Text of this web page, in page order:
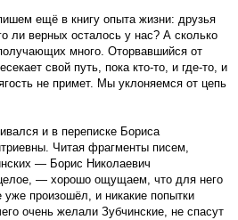
ещё в книгу опыта жизни: друзья
ли верных осталось у нас? А сколько
много. Оторвавшийся от
свой путь, пока кто-то, и где-то, и
не примет. Мы уклоняемся от цепь
и в переписке Бориса
Читая фрагменты писем,
— Борис Николаевич
— хорошо ощущаем, что для него
произошёл, и никакие попытки
очень желали Зубчинские, не спасут